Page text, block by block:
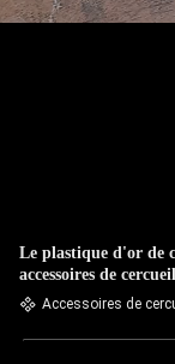
Le plastique d'or de
accessoires de
Accessoires de